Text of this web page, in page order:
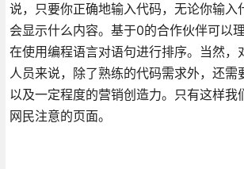
说，只要你正确地输入代码，无论你输入
会显示什么内容。基于0的合作伙伴可以
在使用编程语言对语句进行排序。当然，
人员来说，除了熟练的代码需求外，还需
以及一定程度的营销创造力。只有这样我
网民注意的页面。